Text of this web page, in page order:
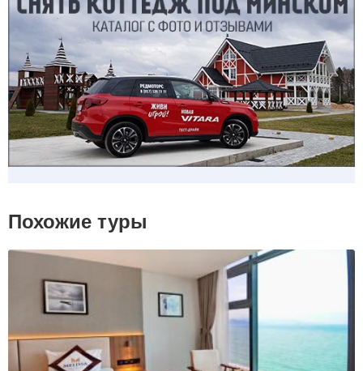
Похожие туры